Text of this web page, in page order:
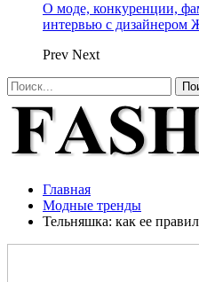
О моде, конкуренции,
интервью с
Prev Next
Главная
Модные тренды
Тельняшка: как ее